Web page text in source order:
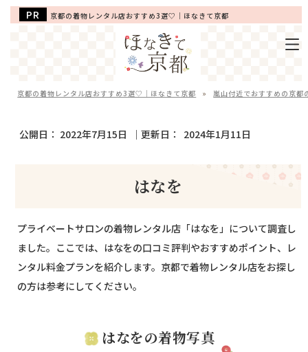
京都の着物レンタル店おすすめ3選♡｜ほなきて京都
京都の着物レンタル店おすすめ3選♡｜ほなきて京都 » 嵐山付近でおすすめの京都
公開日： 2022年7月15日 ｜更新日： 2024年1月11日
はなを
プライベートサロンの着物レンタル店「はなを」について調査し
ました。ここでは、はなをの口コミ評判やおすすめポイント、レ
ンタル料金プランを紹介します。京都で着物レンタル店をお探し
の方は参考にしてください。
はなをの着物写真